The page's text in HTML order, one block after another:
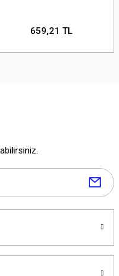
659,21 TL